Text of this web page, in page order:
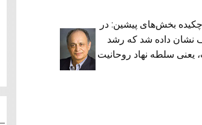
چکیده بخش‌های پیشین: در
نشان داده شد که رشد
یعنی سلطه نهاد روحانیت